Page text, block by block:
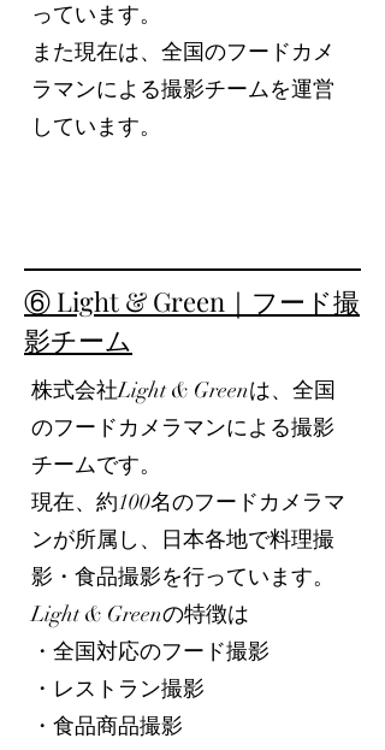
っています。
また現在は、全国のフードカメ
ラマンによる撮影チームを運営
しています。
⑥ Light & Green｜フード撮
影チーム
株式会社Light & Greenは、全国
のフードカメラマンによる撮影
チームです。
現在、約100名のフードカメラマ
ンが所属し、日本各地で料理撮
影・食品撮影を行っています。
Light & Greenの特徴は
・全国対応のフード撮影
・レストラン撮影
・食品商品撮影